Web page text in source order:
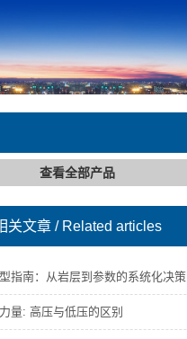
厂
查看全部产品
关文章 / Related articles
指南：从岩层到参数的系统化决策
量: 高压与低压的区别